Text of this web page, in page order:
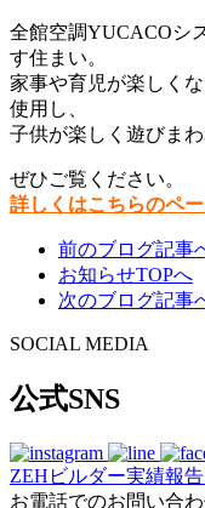
全館空調YUCACOシ
す住まい。
家事や育児が楽しく
使用し、
子供が楽しく遊びま
ぜひご覧ください。
詳しくはこちらのペー
前のブログ記事
お知らせTOPへ
次のブログ記事
SOCIAL MEDIA
公式SNS
ZEHビルダー実績報
お電話でのお問い合